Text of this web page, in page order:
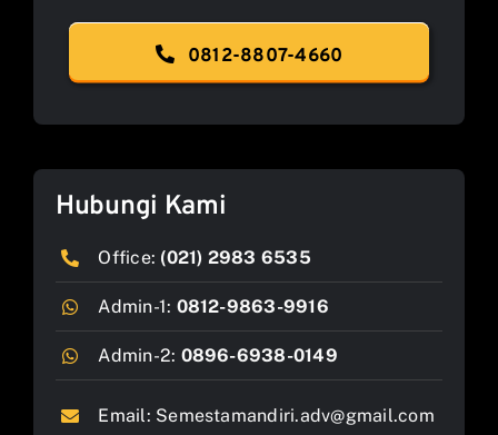
0812-8807-4660
Hubungi Kami
Office: (021) 2983 6535
Admin-1: 0812-9863-9916
Admin-2: 0896-6938-0149
Email: Semestamandiri.adv@gmail.com